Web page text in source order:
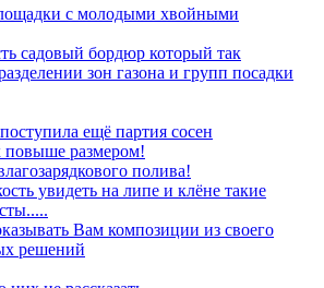
с молодыми хвойными
садовый бордюр который так
зон газона и групп посадки
ещё партия сосен
размером!
полива!
увидеть на липе и клёне такие
Вам композиции из своего
решений